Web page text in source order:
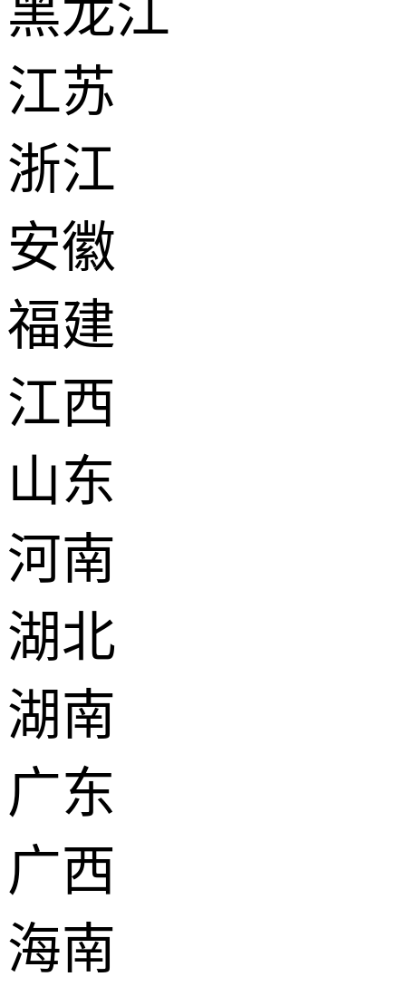
黑龙江
江苏
浙江
安徽
福建
江西
山东
河南
湖北
湖南
广东
广西
海南